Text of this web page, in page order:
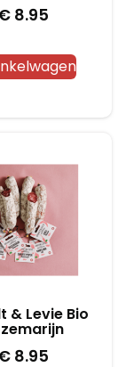
8.95
& Levie Bio
8.95